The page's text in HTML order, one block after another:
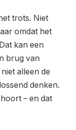
trots. Niet
omdat het
kan een
brug van
alleen de
denken.
– en dat